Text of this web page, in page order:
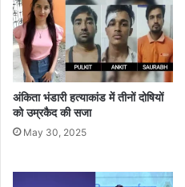
अंकिता भंडारी हत्याकांड में तीनों दोषियों
को उम्रकैद की सजा
May 30, 2025